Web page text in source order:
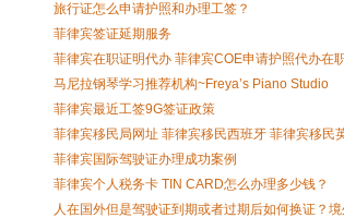
旅行证怎么申请护照和办理工签？
菲律宾签证延期服务
菲律宾在职证明代办 菲律宾COE申请护照代办在
马尼拉钢琴学习推荐机构~Freya’s Piano Studio
菲律宾最近工签9G签证政策
菲律宾移民局网址 菲律宾移民西班牙 菲律宾移民
菲律宾国际驾驶证办理成功案例
菲律宾个人税务卡 TIN CARD怎么办理多少钱？
人在国外但是驾驶证到期或者过期后如何换证？